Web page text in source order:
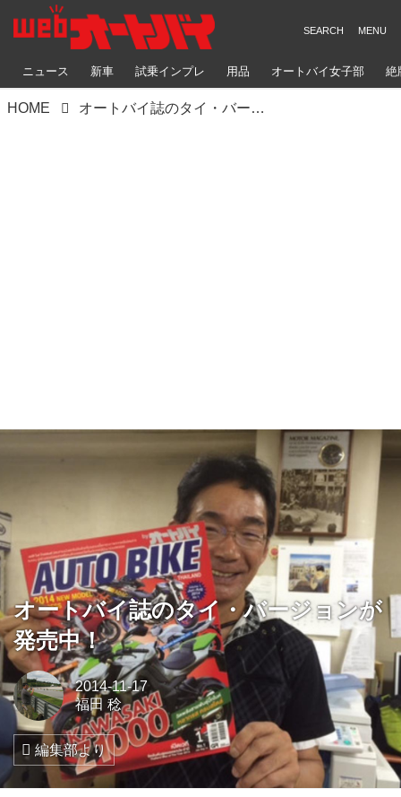
ニュース 新車 試乗インプレ 用品 オートバイ女子部 絶
HOME オートバイ誌のタイ・バージョンが発売中！
オートバイ誌のタイ・バージョンが
発売中！
2014-11-17
福田 稔
編集部より